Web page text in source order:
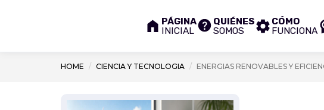
PÁGINA
INICIAL
QUIÉNES
SOMOS
CÓMO
FUNCIONA
HOME CIENCIA Y TECNOLOGIA ENERGIAS RENOVABLES Y